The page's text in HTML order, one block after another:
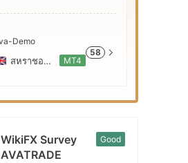
Demo
สหราชอาณาจักร MT4
58
WikiFX Survey
AVATRADE
Good